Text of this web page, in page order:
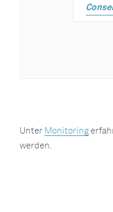
Unter Monitoring
werden.